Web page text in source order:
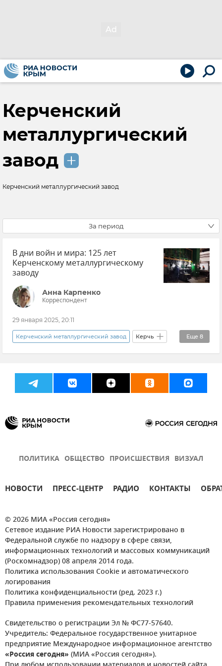
Керченский
металлургический
завод
Керченский металлургический завод
За период
В дни войн и мира: 125 лет
Керченскому металлургическому
заводу
Анна Карпенко
Корреспондент
29 января 2025, 20:11
Еще 8
Керченский металлургический завод Керчь
Производство Производство в Крыму
Эксклюзивы РИА Новости Крым Крым
ПОЛИТИКА ОБЩЕСТВО ПРОИСШЕСТВИЯ ВИЗУАЛ
НОВОСТИ ПРЕСС-ЦЕНТР РАДИО КОНТАКТЫ
© 2026 МИА «Россия сегодня»
Сетевое издание РИА Новости зарегистрировано в
Федеральной службе по надзору в сфере связи,
информационных технологий и массовых коммуникаций
(Роскомнадзор) 08 апреля 2014 года.
Политика использования Cookie и автоматического
логирования
Политика конфиденциальности (ред. 2023 г.)
Правила применения рекомендательных технологий
Свидетельство о регистрации Эл № ФС77-57640.
Учредитель: Федеральное государственное унитарное
предприятие Международное информационное агентство
«Россия сегодня» (МИА «Россия сегодня»).